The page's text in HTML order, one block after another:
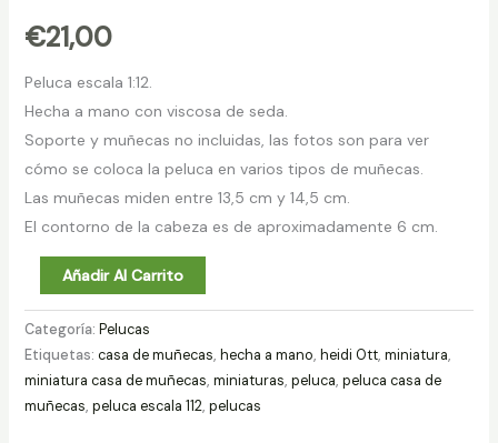
€21,00
Peluca escala 1:12.
Hecha a mano con viscosa de seda.
Soporte y muñecas no incluidas, las fotos son para ver
cómo se coloca la peluca en varios tipos de muñecas.
Las muñecas miden entre 13,5 cm y 14,5 cm.
El contorno de la cabeza es de aproximadamente 6 cm.
Añadir Al Carrito
Categoría: Pelucas
Etiquetas: casa de muñecas, hecha a mano, heidi Ott, miniatura,
miniatura casa de muñecas, miniaturas, peluca, peluca casa de
muñecas, peluca escala 112, pelucas